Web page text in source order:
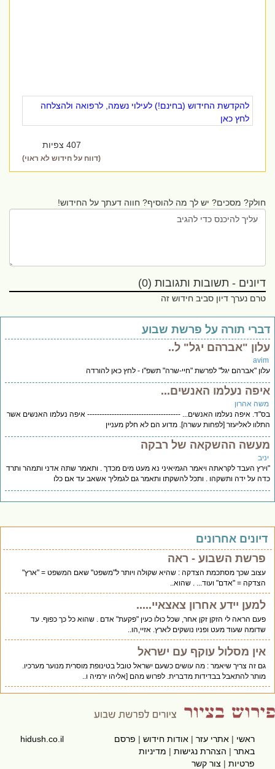
להקדשת החידוש (בחינם!) לעילוי נשמה, לרפואה ולהצלחה
לחץ כאן
407 צפיות
(דווח על חידוש לא ראוי)
חולק? מסכים? יש לך מה להוסיף? חווה דעתך על החידוש!
דיונים - תשובות ותגובות (0)
טרם נערך דיון סביב חידוש זה
תורה על פרשת שבוע
"אברהם יגל" ל..
"אברהם יגל" לפרשת "חיי-שרה" תשפ"ו - לחץ כאן להורדה
נעלמו האנשים...
אהרון
איפה נעלמו האנשים... -------------------------------------- איפה נעלמו האנשים אשר
לאליעזר [לפחות עשרה]. מדוע הם לא חלק מעניין
ההשקאה של רבקה
העבד לקראתה ויאמר הגמיאיני נא מעט מים מכדך . ותאמר שתה אדני ותמהר ותרד
על ידה ותשקהו . ותכל להשקתו ותאמר גם לגמליך אשאב עד אם כלו
אחרונים
פרשת השבוע - ראה
עצוב שכך מסתכמת הצדקה : שהיא שקולה ויותר ל"משפט" שאם המשפט = "ארץ"
הצדקה = "אדם" ועוד... . שהוא..
למען יידע אחרון צאצאיי.....
פעם הראה לי הזקן זקן אחר, שכל כולו כעין "פקעת" אדם . שהוא כל כך כפוף. עד
שדומה שעוד מעט ופניו נושקים לארץ. אזיי,הו..
אין מסלול עוקף עם ישראל
גם זה צריך שיאמר : מה עושים כשעם ישראל טובל בטינופת מוסרית מנוער מערכיו.
מותר להתאבל בבדידות מדברית. לפרוש מהם [אליהו ירמיה ו..
ראשי|אתרי עזר|אודות חידוש|פרסם
באתר|הצהרת נגישות|מדיניות
פרטיות|צור קשר
hidush.co.il